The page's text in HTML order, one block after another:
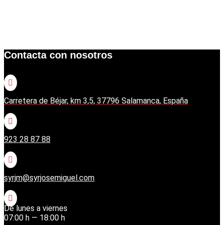
Contacta con nosotros

Carretera de Béjar, km 3,5, 37796 Salamanca, España

923 28 87 88

syrjm@syrjosemiguel.com

De lunes a viernes
07:00 h — 18:00 h